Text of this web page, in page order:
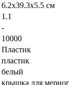
6.2x39.3x5.5 см
1.1
-
10000
Пластик
пластик
белый
крышка для